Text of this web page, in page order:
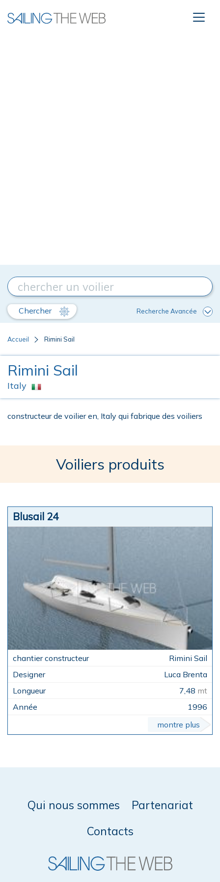
Chercher Recherche Avancée
Accueil Rimini Sail
Rimini Sail
Italy
constructeur de voilier en, Italy qui fabrique des voiliers
Voiliers produits
Blusail 24
Rimini Sail
Luca Brenta
7,48 mt
1996
montre plus
Qui nous sommes
Partenariat
Contacts